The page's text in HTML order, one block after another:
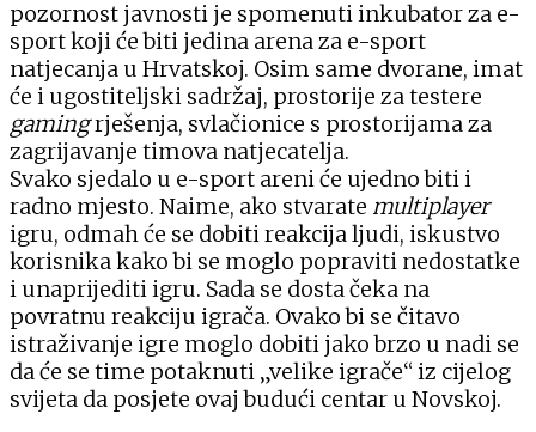
pozornost javnosti je spomenuti inkubator za e-
sport koji će biti jedina arena za e-sport
natjecanja u Hrvatskoj. Osim same dvorane, imat
će i ugostiteljski sadržaj, prostorije za testere
gamingrješenja, svlačionice s prostorijama za
zagrijavanje timova natjecatelja.
Svako sjedalo u e-sport areni će ujedno biti i
radno mjesto. Naime, ako stvarate multiplayer
igru, odmah će se dobiti reakcija ljudi, iskustvo
korisnika kako bi se moglo popraviti nedostatke
i unaprijediti igru. Sada se dosta čeka na
povratnu reakciju igrača. Ovako bi se čitavo
istraživanje igre moglo dobiti jako brzo u nadi se
da će se time potaknuti „velike igrače“ iz cijelog
svijeta da posjete ovaj budući centar u Novskoj.